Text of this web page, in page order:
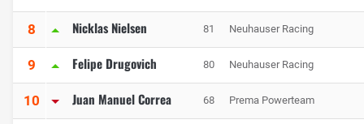
8 Nicklas Nielsen 81 Neuhauser Racing
9 Felipe Drugovich 80 Neuhauser Racing
10 Juan Manuel Correa 68 Prema Powerteam